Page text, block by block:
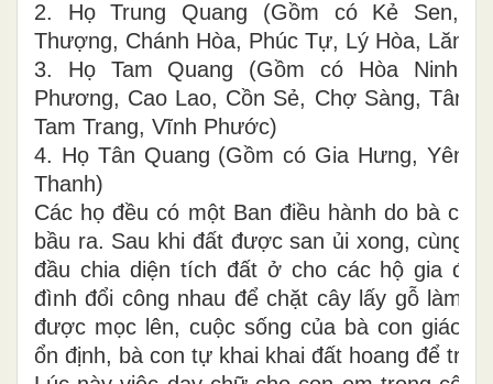
2. Họ Trung Quang (Gồm có Kẻ Sen,
Thượng, Chánh Hòa, Phúc Tự, Lý Hòa, Lăng
3. Họ Tam Quang (Gồm có Hòa Ninh,
Phương, Cao Lao, Cồn Sẻ, Chợ Sàng, Tân
Tam Trang, Vĩnh Phước)
4. Họ Tân Quang (Gồm có Gia Hưng, Yên
Thanh)
Các họ đều có một Ban điều hành do bà con
bầu ra. Sau khi đất được san ủi xong, cùng
đầu chia diện tích đất ở cho các hộ gia
đình đổi công nhau để chặt cây lấy gỗ làm
được mọc lên, cuộc sống của bà con giáo
ổn định, bà con tự khai khai đất hoang để